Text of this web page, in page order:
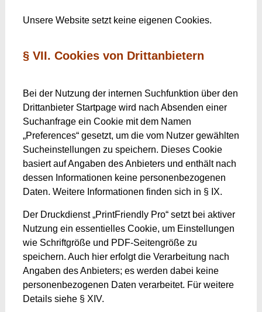
Unsere Website setzt keine eigenen Cookies.
§ VII. Cookies von Drittanbietern
Bei der Nutzung der internen Suchfunktion über den
Drittanbieter Startpage wird nach Absenden einer
Suchanfrage ein Cookie mit dem Namen
„Preferences“ gesetzt, um die vom Nutzer gewählten
Sucheinstellungen zu speichern. Dieses Cookie
basiert auf Angaben des Anbieters und enthält nach
dessen Informationen keine personenbezogenen
Daten. Weitere Informationen finden sich in § IX.
Der Druckdienst „PrintFriendly Pro“ setzt bei aktiver
Nutzung ein essentielles Cookie, um Einstellungen
wie Schriftgröße und PDF-Seitengröße zu
speichern. Auch hier erfolgt die Verarbeitung nach
Angaben des Anbieters; es werden dabei keine
personenbezogenen Daten verarbeitet. Für weitere
Details siehe § XIV.